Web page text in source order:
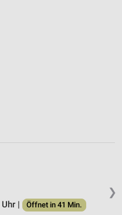
❯
|
Öffnet in 41 Min.